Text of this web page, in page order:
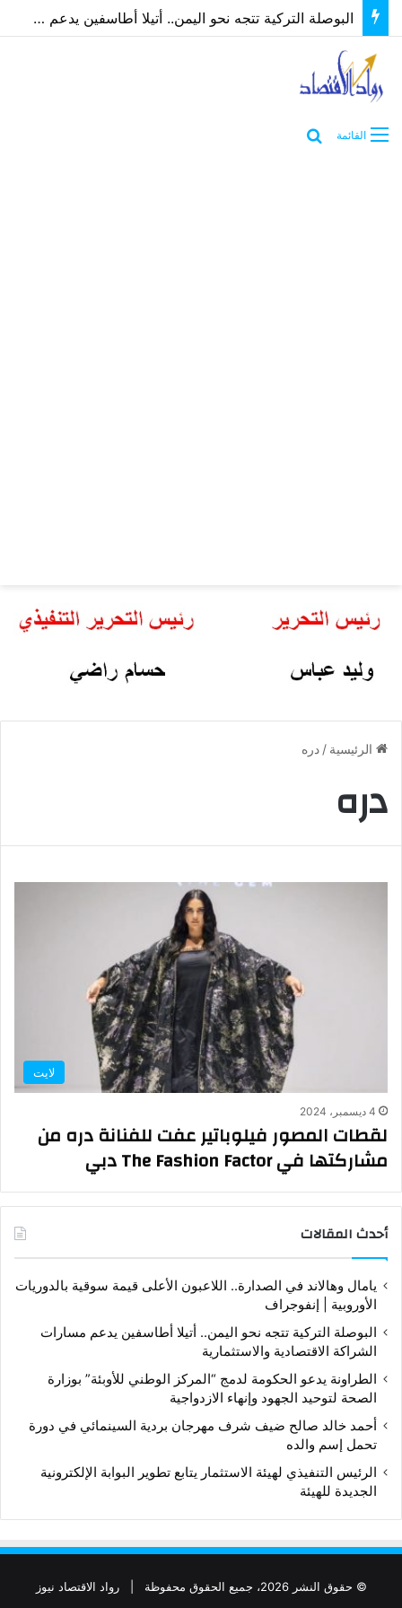
البوصلة التركية تتجه نحو اليمن.. أتيلا أطاسفين يدعم مسارات الشراكة الاقتصادية والاستثمارية
القائمة
الرئيسية / دره
دره
لايت
4 ديسمبر، 2024
لقطات المصور فيلوباتير عفت للفنانة دره من
مشاركتها في The Fashion Factor دبي
أحدث المقالات
يامال وهالاند في الصدارة.. اللاعبون الأعلى قيمة سوقية بالدوريات
الأوروبية | إنفوجراف
البوصلة التركية تتجه نحو اليمن.. أتيلا أطاسفين يدعم مسارات
الشراكة الاقتصادية والاستثمارية
الطراونة يدعو الحكومة لدمج “المركز الوطني للأوبئة” بوزارة
الصحة لتوحيد الجهود وإنهاء الازدواجية
أحمد خالد صالح ضيف شرف مهرجان بردية السينمائي في دورة
تحمل إسم والده
الرئيس التنفيذي لهيئة الاستثمار يتابع تطوير البوابة الإلكترونية
الجديدة للهيئة
© حقوق النشر 2026، جميع الحقوق محفوظة | رواد الاقتصاد نيوز